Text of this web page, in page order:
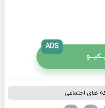
ADS
های اجتماعی